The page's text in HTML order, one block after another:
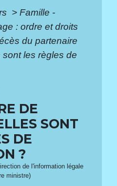
> Famille -
: ordre et droits
du partenaire
les règles de
DE
SONT
DE
?
de l'information légale
ministre)